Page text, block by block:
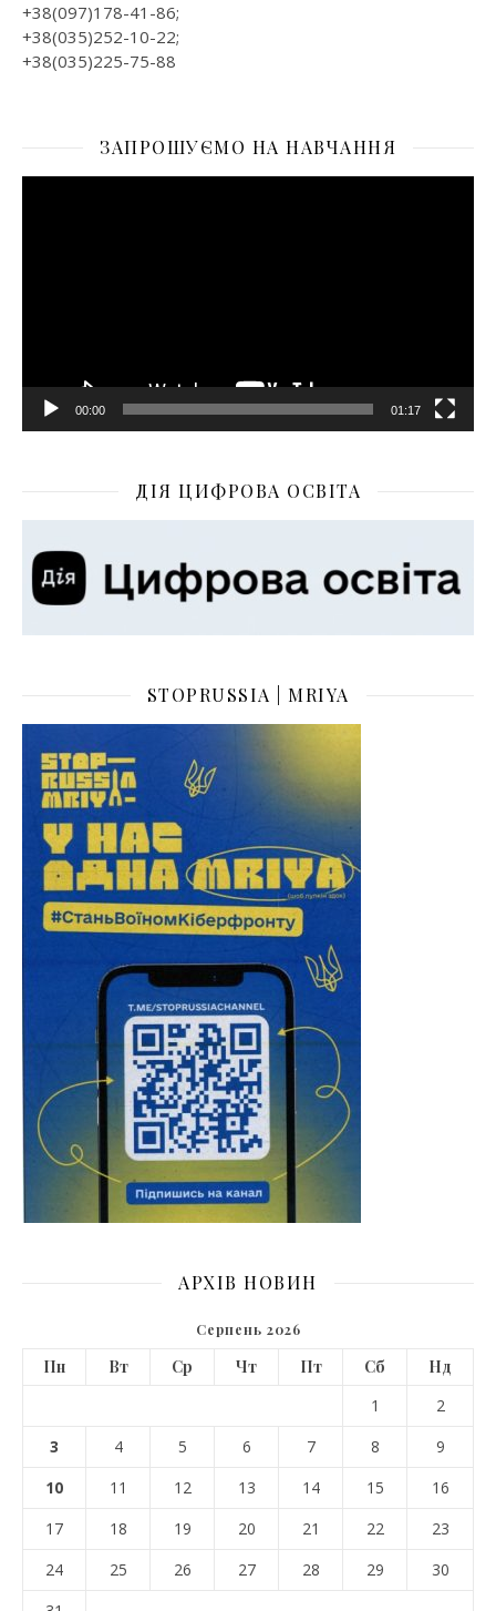
+38(097)178-41-86;
+38(035)252-10-22;
+38(035)225-75-88
ЗАПРОШУЄМО НА НАВЧАННЯ
00:00 01:17
ДІЯ ЦИФРОВА ОСВІТА
STOPRUSSIA | MRIYA
АРХІВ НОВИН
Серпень 2026
Пн Вт Ср Чт Пт Сб
Нд
1
2
3
4 5 6 7 8
9
10
11 12 13 14 15
16
17
18 19 20 21 22
23
24
25 26 27 28 29
30